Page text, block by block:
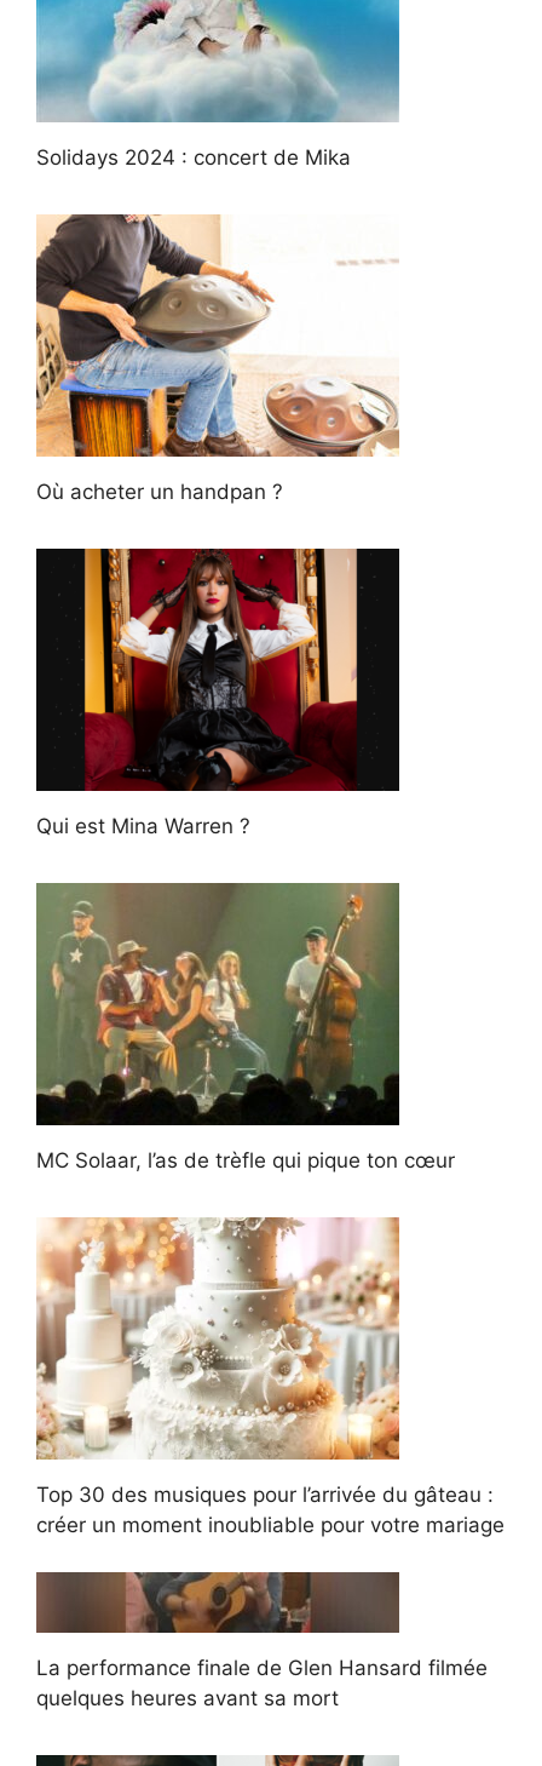
Solidays 2024 : concert de Mika
Où acheter un handpan ?
Qui est Mina Warren ?
MC Solaar, l’as de trèfle qui pique ton cœur
Top 30 des musiques pour l’arrivée du gâteau :
créer un moment inoubliable pour votre mariage
La performance finale de Glen Hansard filmée
quelques heures avant sa mort